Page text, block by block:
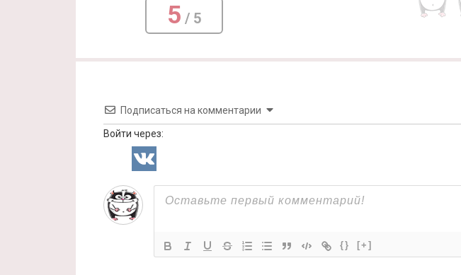
5 / 5
Подписаться на комментарии
Войти через:
{} [+]